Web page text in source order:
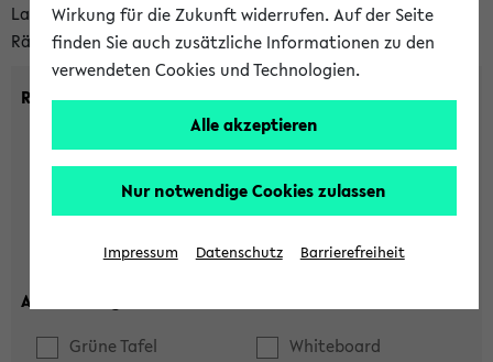
Lassen Sie sich alle Räume anzeigen oder suchen Sie nach
Räumen mit bestimmten Eigenschaften:
Raumkriterien:
max. Plätze:
Ausstattung:
Grüne Tafel
Whiteboard
Wirkung für die Zukunft widerrufen. Auf der Seite
finden Sie auch zusätzliche Informationen zu den
verwendeten Cookies und Technologien.
Alle akzeptieren
Nur notwendige Cookies zulassen
Impressum Datenschutz Barrierefreiheit